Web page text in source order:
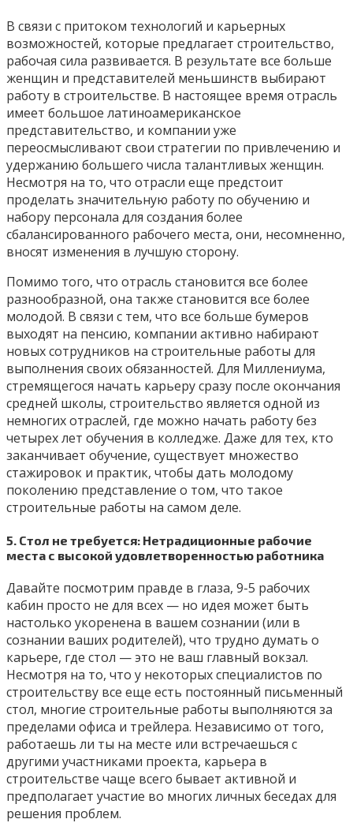
В связи с притоком технологий и карьерных
возможностей, которые предлагает строительство,
рабочая сила развивается. В результате все больше
женщин и представителей меньшинств выбирают
работу в строительстве. В настоящее время отрасль
имеет большое латиноамериканское
представительство, и компании уже
переосмысливают свои стратегии по привлечению и
удержанию большего числа талантливых женщин.
Несмотря на то, что отрасли еще предстоит
проделать значительную работу по обучению и
набору персонала для создания более
сбалансированного рабочего места, они, несомненно,
вносят изменения в лучшую сторону.
Помимо того, что отрасль становится все более
разнообразной, она также становится все более
молодой. В связи с тем, что все больше бумеров
выходят на пенсию, компании активно набирают
новых сотрудников на строительные работы для
выполнения своих обязанностей. Для Миллениума,
стремящегося начать карьеру сразу после окончания
средней школы, строительство является одной из
немногих отраслей, где можно начать работу без
четырех лет обучения в колледже. Даже для тех, кто
заканчивает обучение, существует множество
стажировок и практик, чтобы дать молодому
поколению представление о том, что такое
строительные работы на самом деле.
5. Стол не требуется: Нетрадиционные рабочие
места с высокой удовлетворенностью работника
Давайте посмотрим правде в глаза, 9-5 рабочих
кабин просто не для всех — но идея может быть
настолько укоренена в вашем сознании (или в
сознании ваших родителей), что трудно думать о
карьере, где стол — это не ваш главный вокзал.
Несмотря на то, что у некоторых специалистов по
строительству все еще есть постоянный письменный
стол, многие строительные работы выполняются за
пределами офиса и трейлера. Независимо от того,
работаешь ли ты на месте или встречаешься с
другими участниками проекта, карьера в
строительстве чаще всего бывает активной и
предполагает участие во многих личных беседах для
решения проблем.